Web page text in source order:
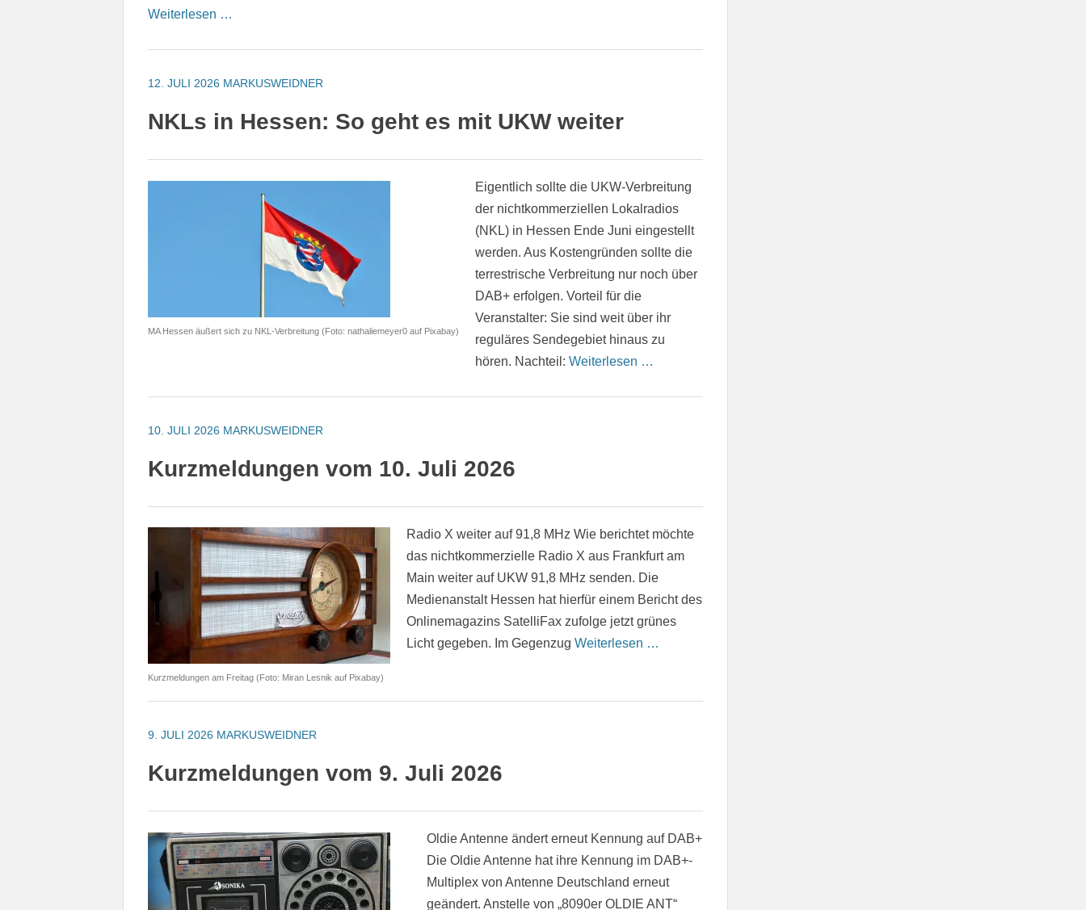
Weiterlesen …
12. JULI 2026 MARKUSWEIDNER
NKLs in Hessen: So geht es mit UKW weiter
MA Hessen äußert sich zu NKL-Verbreitung (Foto: nathaliemeyer0 auf Pixabay)
Eigentlich sollte die UKW-Verbreitung
der nichtkommerziellen Lokalradios
(NKL) in Hessen Ende Juni eingestellt
werden. Aus Kostengründen sollte die
terrestrische Verbreitung nur noch über
DAB+ erfolgen. Vorteil für die
Veranstalter: Sie sind weit über ihr
reguläres Sendegebiet hinaus zu
hören. Nachteil: Weiterlesen …
10. JULI 2026 MARKUSWEIDNER
Kurzmeldungen vom 10. Juli 2026
Kurzmeldungen am Freitag (Foto: Miran Lesnik auf Pixabay)
Radio X weiter auf 91,8 MHz Wie berichtet möchte
das nichtkommerzielle Radio X aus Frankfurt am
Main weiter auf UKW 91,8 MHz senden. Die
Medienanstalt Hessen hat hierfür einem Bericht des
Onlinemagazins SatelliFax zufolge jetzt grünes
Licht gegeben. Im Gegenzug Weiterlesen …
9. JULI 2026 MARKUSWEIDNER
Kurzmeldungen vom 9. Juli 2026
Oldie Antenne ändert erneut Kennung auf DAB+
Die Oldie Antenne hat ihre Kennung im DAB+-
Multiplex von Antenne Deutschland erneut
geändert. Anstelle von „8090er OLDIE ANT“